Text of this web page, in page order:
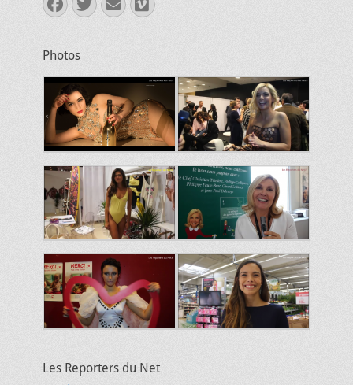
Facebook
Twitter
E-
mail
Vimeo
Photos
Les Reporters du Net